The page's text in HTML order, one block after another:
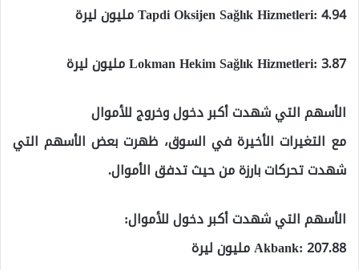
Tapdi Oksijen Sağlık Hizmetleri: 4.94 مليون ليرة
Lokman Hekim Sağlık Hizmetleri: 3.87 مليون ليرة
الأسهم التي شهدت أكبر دخول وخروج للأموال
مع التغيرات الأخيرة في السوق، ظهرت بعض الأسهم التي
شهدت تحركات بارزة من حيث تدفق الأموال.
الأسهم التي شهدت أكبر دخول للأموال:
Akbank: 207.88 مليون ليرة